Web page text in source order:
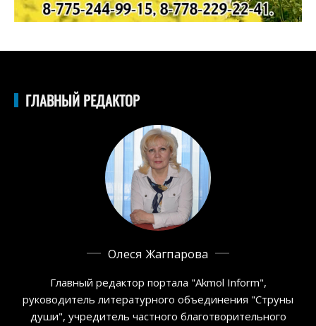
ГЛАВНЫЙ РЕДАКТОР
Олеся Жагпарова
Главный редактор портала "Akmol Inform",
руководитель литературного объединения "Струны
души", учредитель частного благотворительного